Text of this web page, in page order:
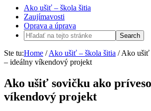
Ako ušiť – škola šitia
Zaujímavosti
Oprava a úprava
Ste tu:Home / Ako ušiť – škola šitia /Ako ušiť
– ideálny víkendový projekt
Ako ušiť sovičku ako
víkendový projekt